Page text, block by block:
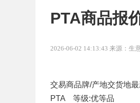
PTA商品报
2026-06-02 14:13:43 来源：生
交易商品牌/产地交货地
PTA 等级:优等品